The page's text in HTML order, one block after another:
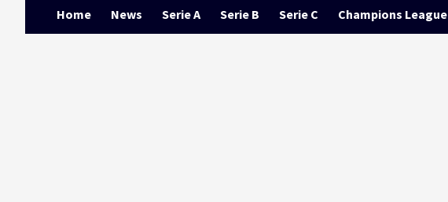
Home News Serie A Serie B Serie C Champions League